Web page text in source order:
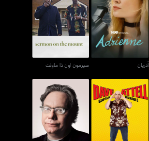
أدريان
أدريان
سيرمون اون ذا ماونت
سيرمون اون ذا ماونت
ديف آتيل: كابتن ميزرابل
لويس بلاك: ريد، وايت آند
سكرود